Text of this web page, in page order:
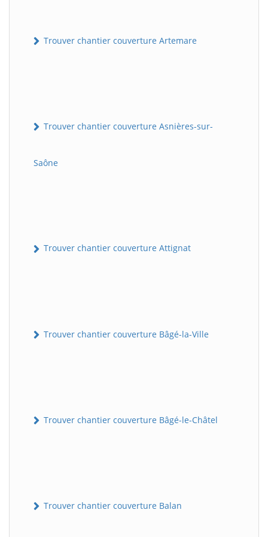
Trouver chantier couverture Artemare
Trouver chantier couverture Asnières-sur-
Saône
Trouver chantier couverture Attignat
Trouver chantier couverture Bâgé-la-Ville
Trouver chantier couverture Bâgé-le-Châtel
Trouver chantier couverture Balan